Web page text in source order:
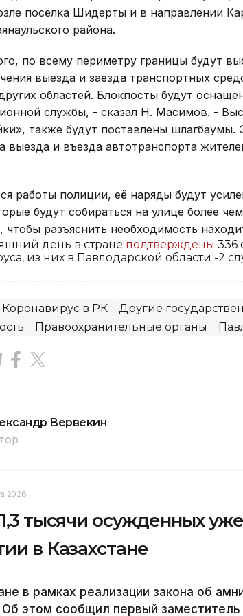
посёлка Шидерты и в направлении
района.
по всему периметру границы будут
выезда и заезда транспортных
областей. Блокпосты будут
службы, - сказал Н. Масимов. -
также будут поставлены шлагбаумы.
выезда и въезда автотранспорта
работы полиции, её наряды будут
будут собираться на улице более
чтобы разъяснить необходимость
день в стране подтверждены 336
из них в Павлодарской области -2
Коронавирус в РК Другие
Правоохранительные органы
Вервекин
2026
тысячи осужденных
в Казахстане
в рамках реализации закона об
Об этом сообщил первый